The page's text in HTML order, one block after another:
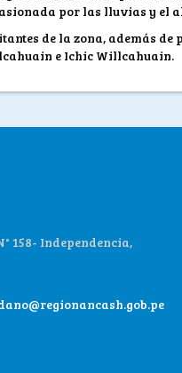
por las lluvias y el
de la zona, además
e Ichic Willcahuain.
158- Independencia,